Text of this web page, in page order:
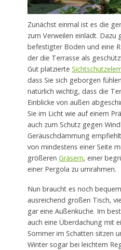
Zunächst einmal ist es die
zum Verweilen einlädt. Dazu
befestigter Boden und eine
der die Terrasse als
Gut platzierte
dass Sie sich geborgen
natürlich wichtig, dass die
Einblicke von außen
Sie im Licht wie auf einem
auch zum Schutz gegen
Geräuschdämmung
von mindestens einer Seite
größeren Gräsern, einer
einer Pergola zu umrahmen.
Nun braucht es noch
ausreichend großen Tisch,
gar eine Außenküche. Im
auch eine Überdachung mit
Sommer im Schatten sitzen
Winter sogar bei leichtem